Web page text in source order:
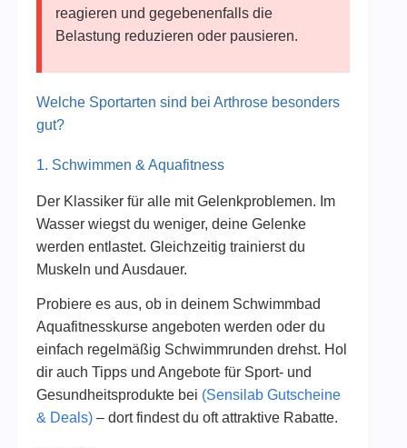
reagieren und gegebenenfalls die
Belastung reduzieren oder pausieren.
Welche Sportarten sind bei Arthrose besonders
gut?
1. Schwimmen & Aquafitness
Der Klassiker für alle mit Gelenkproblemen. Im
Wasser wiegst du weniger, deine Gelenke
werden entlastet. Gleichzeitig trainierst du
Muskeln und Ausdauer.
Probiere es aus, ob in deinem Schwimmbad
Aquafitnesskurse angeboten werden oder du
einfach regelmäßig Schwimmrunden drehst. Hol
dir auch Tipps und Angebote für Sport- und
Gesundheitsprodukte bei (Sensilab Gutscheine
& Deals) – dort findest du oft attraktive Rabatte.